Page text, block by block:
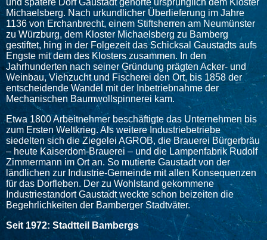
und spätere Dorf Gaustadt gehörte ursprünglich dem Kloster
Michaelsberg. Nach urkundlicher Überlieferung im Jahre
1136 von Erchanbrecht, einem Stiftsherren am Neumünster
zu Würzburg, dem Kloster Michaelsberg zu Bamberg
gestiftet, hing in der Folgezeit das Schicksal Gaustadts aufs
Engste mit dem des Klosters zusammen. In den
Jahrhunderten nach seiner Gründung prägten Acker- und
Weinbau, Viehzucht und Fischerei den Ort, bis 1858 der
entscheidende Wandel mit der Inbetriebnahme der
Mechanischen Baumwollspinnerei kam.
Etwa 1800 Arbeitnehmer beschäftigte das Unternehmen bis
zum Ersten Weltkrieg. Als weitere Industriebetriebe
siedelten sich die Ziegelei AGROB, die Brauerei Bürgerbräu
– heute Kaiserdom-Brauerei – und die Lampenfabrik Rudolf
Zimmermann im Ort an. So mutierte Gaustadt von der
ländlichen zur Industrie-Gemeinde mit allen Konsequenzen
für das Dorfleben. Der zu Wohlstand gekommene
Industriestandort Gaustadt weckte schon beizeiten die
Begehrlichkeiten der Bamberger Stadtväter.
Seit 1972: Stadtteil Bambergs